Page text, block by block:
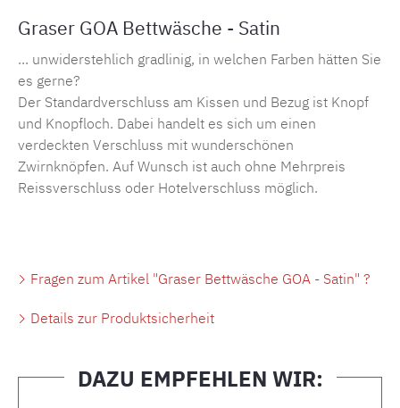
Graser GOA Bettwäsche - Satin
... unwiderstehlich gradlinig, in welchen Farben hätten Sie
es gerne?
Der Standardverschluss am Kissen und Bezug ist Knopf
und Knopfloch. Dabei handelt es sich um einen
verdeckten Verschluss mit wunderschönen
Zwirnknöpfen. Auf Wunsch ist auch ohne Mehrpreis
Reissverschluss oder Hotelverschluss möglich.
Fragen zum Artikel "Graser Bettwäsche GOA - Satin" ?
Details zur Produktsicherheit
DAZU EMPFEHLEN WIR: